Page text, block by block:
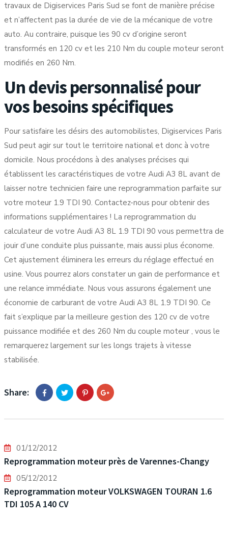
travaux de Digiservices Paris Sud se font de manière précise
et n’affectent pas la durée de vie de la mécanique de votre
auto. Au contraire, puisque les 90 cv d’origine seront
transformés en 120 cv et les 210 Nm du couple moteur seront
modifiés en 260 Nm.
Un devis personnalisé pour
vos besoins spécifiques
Pour satisfaire les désirs des automobilistes, Digiservices Paris
Sud peut agir sur tout le territoire national et donc à votre
domicile. Nous procédons à des analyses précises qui
établissent les caractéristiques de votre Audi A3 8L avant de
laisser notre technicien faire une reprogrammation parfaite sur
votre moteur 1.9 TDI 90. Contactez-nous pour obtenir des
informations supplémentaires ! La reprogrammation du
calculateur de votre Audi A3 8L 1.9 TDI 90 vous permettra de
jouir d’une conduite plus puissante, mais aussi plus économe.
Cet ajustement éliminera les erreurs du réglage effectué en
usine. Vous pourrez alors constater un gain de performance et
une relance immédiate. Nous vous assurons également une
économie de carburant de votre Audi A3 8L 1.9 TDI 90. Ce
fait s’explique par la meilleure gestion des 120 cv de votre
puissance modifiée et des 260 Nm du couple moteur , vous le
remarquerez largement sur les longs trajets à vitesse
stabilisée.
Share:
01/12/2012
Reprogrammation moteur près de Varennes-Changy
05/12/2012
Reprogrammation moteur VOLKSWAGEN TOURAN 1.6
TDI 105 A 140 CV